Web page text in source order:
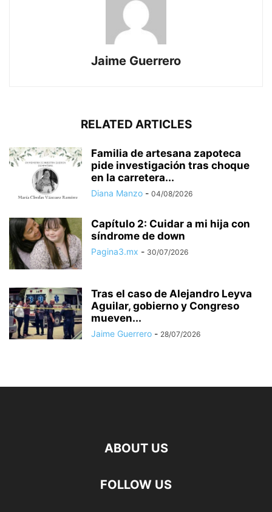
Jaime Guerrero
RELATED ARTICLES
Familia de artesana zapoteca
pide investigación tras choque
en la carretera...
Diana Manzo - 04/08/2026
Capítulo 2: Cuidar a mi hija con
síndrome de down
Pagina3.mx - 30/07/2026
Tras el caso de Alejandro Leyva
Aguilar, gobierno y Congreso
mueven...
Jaime Guerrero - 28/07/2026
ABOUT US
FOLLOW US